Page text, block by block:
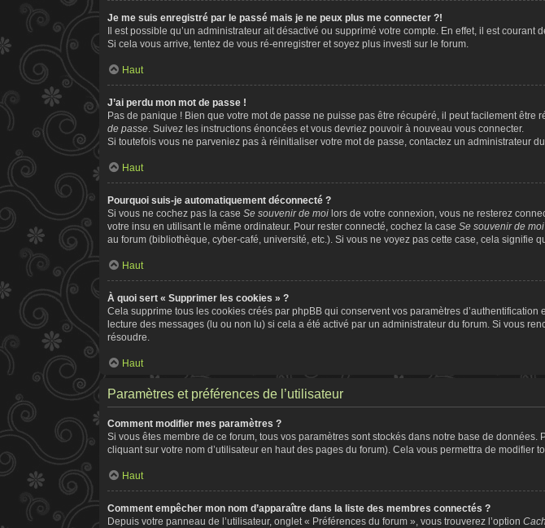
Je me suis enregistré par le passé mais je ne peux plus me connecter ?!
Il est possible qu’un administrateur ait désactivé ou supprimé votre compte. En effet, il est
Si cela vous arrive, tentez de vous ré-enregistrer et soyez plus investi sur le forum.
Haut
J’ai perdu mon mot de passe !
Pas de panique ! Bien que votre mot de passe ne puisse pas être récupéré, il peut facilement
de passe. Suivez les instructions énoncées et vous devriez pouvoir à nouveau vous connecter.
Si toutefois vous ne parveniez pas à réinitialiser votre mot de passe, contactez un administrateur
Haut
Pourquoi suis-je automatiquement déconnecté ?
Si vous ne cochez pas la case Se souvenir de moi lors de votre connexion, vous ne resterez
votre insu en utilisant le même ordinateur. Pour rester connecté, cochez la case Se souvenir de moi
au forum (bibliothèque, cyber-café, université, etc.). Si vous ne voyez pas cette case, cela signifie
Haut
À quoi sert « Supprimer les cookies » ?
Cela supprime tous les cookies créés par phpBB qui conservent vos paramètres
lecture des messages (lu ou non lu) si cela a été activé par un administrateur du forum. Si vous
résoudre.
Haut
Paramètres et préférences de l’utilisateur
Comment modifier mes paramètres ?
Si vous êtes membre de ce forum, tous vos paramètres sont stockés dans notre base de données.
cliquant sur votre nom d’utilisateur en haut des pages du forum). Cela vous permettra de modifier
Haut
Comment empêcher mon nom d’apparaître dans la liste des membres connectés ?
Depuis votre panneau de l’utilisateur, onglet « Préférences du forum », vous trouverez l’option